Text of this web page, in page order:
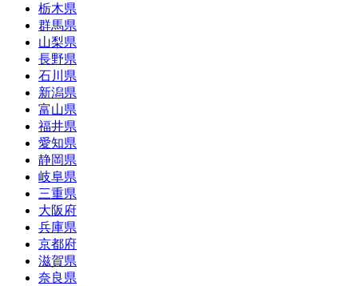
栃木県
群馬県
山梨県
長野県
石川県
新潟県
富山県
福井県
愛知県
静岡県
岐阜県
三重県
大阪府
兵庫県
京都府
滋賀県
奈良県